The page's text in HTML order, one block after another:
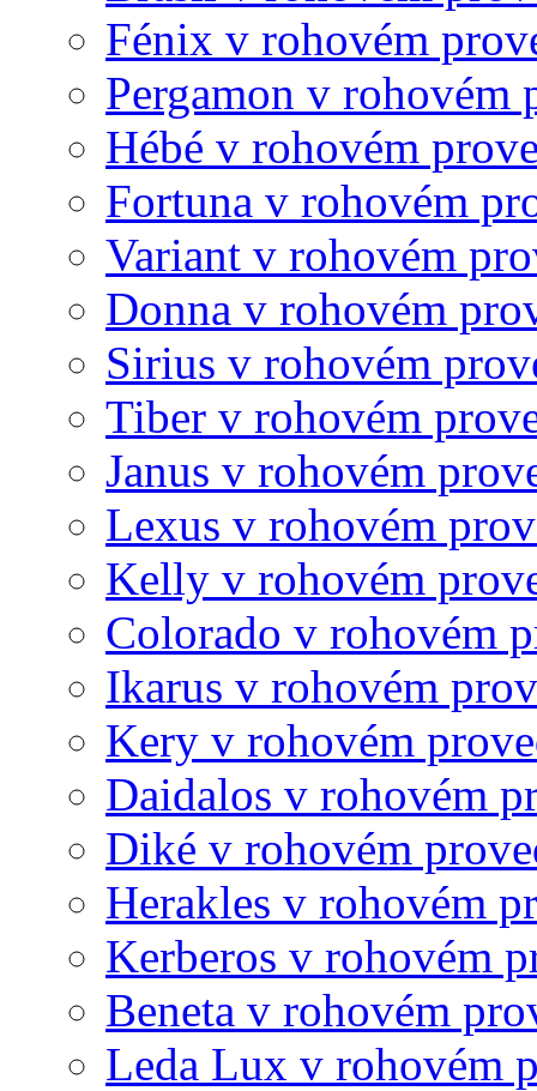
Fénix v rohovém
Pergamon v rohovém
Hébé v rohovém
Fortuna v rohovém
Variant v rohovém
Donna v rohovém
Sirius v rohovém
Tiber v rohovém
Janus v rohovém
Lexus v rohovém
Kelly v rohovém
Colorado v rohovém
Ikarus v rohovém
Kery v rohovém
Daidalos v rohovém
Diké v rohovém
Herakles v rohovém
Kerberos v rohovém
Beneta v rohovém
Leda Lux v rohovém